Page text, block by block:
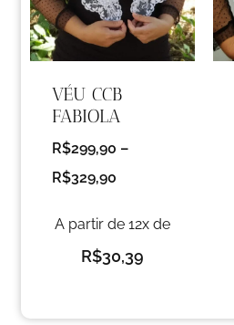
VÉU CCB
FABIOLA
R$299,90 –
R$329,90
A partir de 12x de
R$30,39